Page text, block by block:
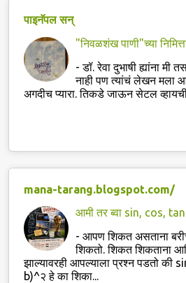
पाइनॅपल सन्
"निवळशंख पाणी"च्या
-डॉ. रेवा दुभाषी ह्यांना
नाही पण त्यांचं लेखन मला
अगदीच प्यारा. तिकडे जाऊन सेटल
mana-tarang.blogspot.com/
आमी तर ब्वा sin, cos,
- आपण शिकत असताना
शिकतो. शिकत शिकताना
झाल्यावरही आपल्याला प्रश्न पडतो
b)^२ हे का शिका...